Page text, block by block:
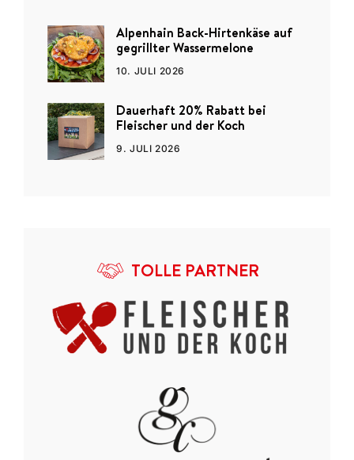
Alpenhain Back-Hirtenkäse auf
gegrillter Wassermelone
10. JULI 2026
Dauerhaft 20% Rabatt bei
Fleischer und der Koch
9. JULI 2026
TOLLE PARTNER